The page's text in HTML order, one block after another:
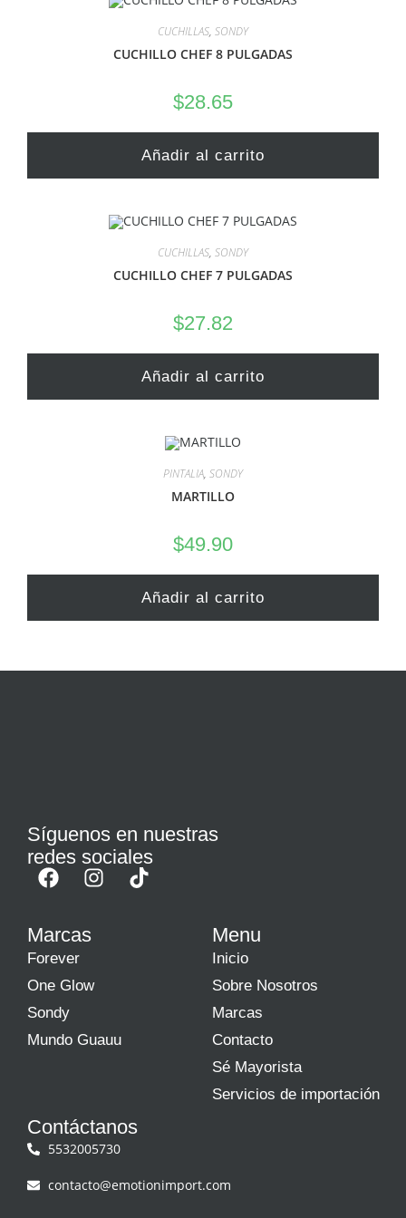
CUCHILLAS, SONDY
CUCHILLO CHEF 8 PULGADAS
$28.65
Añadir al carrito
CUCHILLAS, SONDY
CUCHILLO CHEF 7 PULGADAS
$27.82
Añadir al carrito
PINTALIA, SONDY
MARTILLO
$49.90
Añadir al carrito
Síguenos en nuestras
redes sociales
Marcas
Forever
One Glow
Sondy
Mundo Guauu
Menu
Inicio
Sobre Nosotros
Marcas
Contacto
Sé Mayorista
Servicios de importación
Contáctanos
5532005730
contacto@emotionimport.com